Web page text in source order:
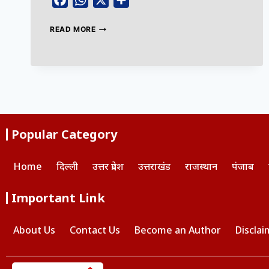
READ MORE
Popular Category
Home दिल्ली उत्तर प्रदेश उत्तराखंड राजस्थान पंजाब
Important Link
About Us Contact Us Become an Author